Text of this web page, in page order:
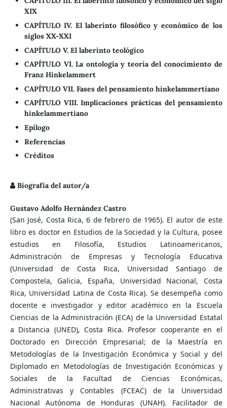
XIX
CAPÍTULO IV. El laberinto filosófico y económico de los
siglos XX-XXI
CAPÍTULO V. El laberinto teológico
CAPÍTULO VI. La ontología y teoría del conocimiento de
Franz Hinkelammert
CAPÍTULO VII. Fases del pensamiento hinkelammertiano
CAPÍTULO VIII. Implicaciones prácticas del pensamiento
hinkelammertiano
Epílogo
Referencias
Créditos
Biografía del autor/a
Gustavo Adolfo Hernández Castro
(San José, Costa Rica, 6 de febrero de 1965). El autor de este
libro es doctor en Estudios de la Sociedad y la Cultura, posee
estudios en Filosofía, Estudios Latinoamericanos,
Administración de Empresas y Tecnología Educativa
(Universidad de Costa Rica, Universidad Santiago de
Compostela, Galicia, España, Universidad Nacional, Costa
Rica, Universidad Latina de Costa Rica). Se desempeña como
docente e investigador y editor académico en la Escuela
Ciencias de la Administración (ECA) de la Universidad Estatal
a Distancia (UNED), Costa Rica. Profesor cooperante en el
Doctorado en Dirección Empresarial; de la Maestría en
Metodologías de la Investigación Económica y Social y del
Diplomado en Metodologías de Investigación Económicas y
Sociales de la Facultad de Ciencias Económicas,
Administrativas y Contables (FCEAC) de la Universidad
Nacional Autónoma de Honduras (UNAH). Facilitador de